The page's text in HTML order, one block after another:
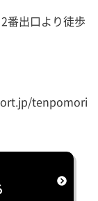
番出口より徒歩
tenpomori